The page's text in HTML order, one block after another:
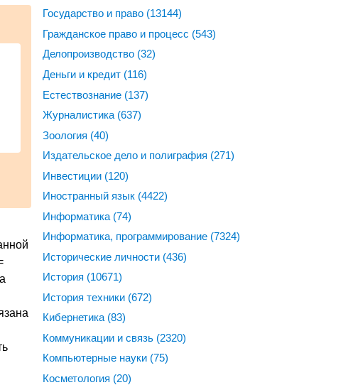
Государство и право (13144)
Гражданское право и процесс (543)
Делопроизводство (32)
Деньги и кредит (116)
Естествознание (137)
Журналистика (637)
Зоология (40)
Издательское дело и полиграфия (271)
Инвестиции (120)
Иностранный язык (4422)
Информатика (74)
Информатика, программирование (7324)
Исторические личности (436)
История (10671)
История техники (672)
Кибернетика (83)
Коммуникации и связь (2320)
Компьютерные науки (75)
Косметология (20)